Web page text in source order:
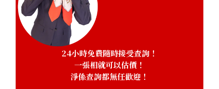
24小時免費隨時接受查詢！
一張相就可以估價！
淨係查詢都無任歡迎！